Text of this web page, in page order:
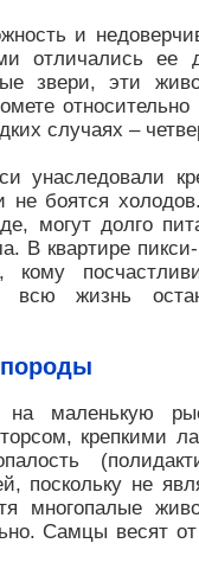
и
отличались ее
звери, эти
случаях –
унаследовали
не боятся
могут долго
В квартире
всю жизнь
на маленькую
крепкими
поскольку не
многопалые
Самцы весят